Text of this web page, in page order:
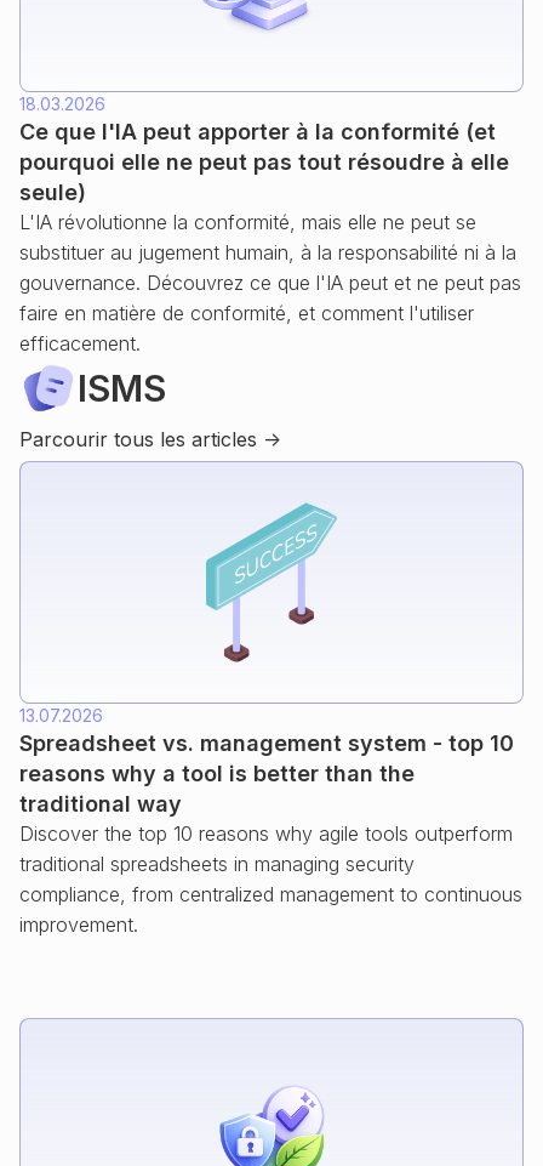
18.03.2026
Ce que l'IA peut apporter à la conformité (et
pourquoi elle ne peut pas tout résoudre à elle
seule)
L'IA révolutionne la conformité, mais elle ne peut se
substituer au jugement humain, à la responsabilité ni à la
gouvernance. Découvrez ce que l'IA peut et ne peut pas
faire en matière de conformité, et comment l'utiliser
efficacement.
ISMS
Parcourir tous les articles ->
13.07.2026
Spreadsheet vs. management system - top 10
reasons why a tool is better than the
traditional way
Discover the top 10 reasons why agile tools outperform
traditional spreadsheets in managing security
compliance, from centralized management to continuous
improvement.